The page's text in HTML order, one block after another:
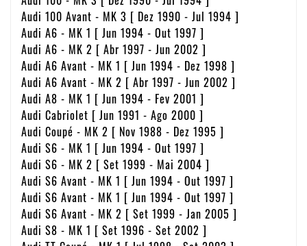
Audi 100 Avant - MK 3 [ Dez 1990 - Jul 1994 ]
Audi A6 - MK 1 [ Jun 1994 - Out 1997 ]
Audi A6 - MK 2 [ Abr 1997 - Jun 2002 ]
Audi A6 Avant - MK 1 [ Jun 1994 - Dez 1998 ]
Audi A6 Avant - MK 2 [ Abr 1997 - Jun 2002 ]
Audi A8 - MK 1 [ Jun 1994 - Fev 2001 ]
Audi Cabriolet [ Jun 1991 - Ago 2000 ]
Audi Coupé - MK 2 [ Nov 1988 - Dez 1995 ]
Audi S6 - MK 1 [ Jun 1994 - Out 1997 ]
Audi S6 - MK 2 [ Set 1999 - Mai 2004 ]
Audi S6 Avant - MK 1 [ Jun 1994 - Out 1997 ]
Audi S6 Avant - MK 1 [ Jun 1994 - Out 1997 ]
Audi S6 Avant - MK 2 [ Set 1999 - Jan 2005 ]
Audi S8 - MK 1 [ Set 1996 - Set 2002 ]